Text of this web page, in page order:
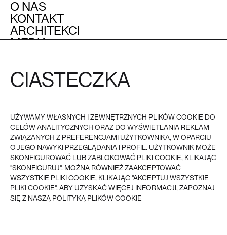
O NAS
KONTAKT
ARCHITEKCI
MEDIA
OBSŁUGA KLIENTA
PŁATNOŚĆ
DOSTAWA
ZWROTY
REKLAMACJE
POZOSTAŁE
VEER - 2026 © VEER, WSZYSTKIE PRAWA ZASTRZEŻONE
CIASTECZKA
UŻYWAMY WŁASNYCH I ZEWNĘTRZNYCH PLIKÓW COOKIE DO
CELÓW ANALITYCZNYCH ORAZ DO WYŚWIETLANIA REKLAM
ZWIĄZANYCH Z PREFERENCJAMI UŻYTKOWNIKA, W OPARCIU
O JEGO NAWYKI PRZEGLĄDANIA I PROFIL. UŻYTKOWNIK MOŻE
SKONFIGUROWAĆ LUB ZABLOKOWAĆ PLIKI COOKIE, KLIKAJĄC
"SKONFIGURUJ". MOŻNA RÓWNIEŻ ZAAKCEPTOWAĆ
WSZYSTKIE PLIKI COOKIE, KLIKAJĄC "AKCEPTUJ WSZYSTKIE
PLIKI COOKIE". ABY UZYSKAĆ WIĘCEJ INFORMACJI, ZAPOZNAJ
SIĘ Z NASZĄ POLITYKĄ PLIKÓW COOKIE